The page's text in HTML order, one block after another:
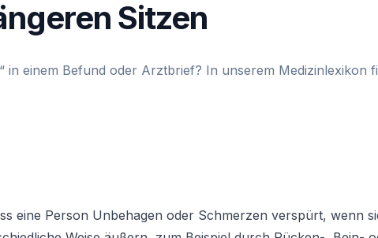
Sitzen
in einem Befund oder Arztbrief? In unserem Medizinlexikon
eine Person Unbehagen oder Schmerzen verspürt, wenn